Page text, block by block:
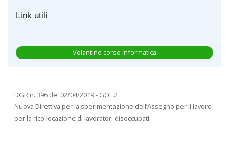
Link utili
Volantino corso Informatica
DGR n. 396 del 02/04/2019 - GOL 2
Nuova Direttiva per la sperimentazione dell’Assegno per il lavoro
per la ricollocazione di lavoratori disoccupati